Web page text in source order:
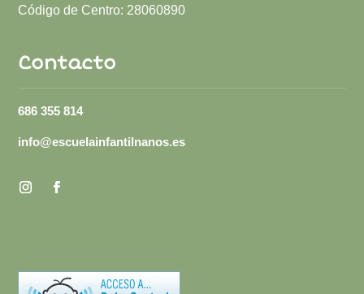
Código de Centro: 28060890
Contacto
686 355 814
info@escuelainfantilnanos.es